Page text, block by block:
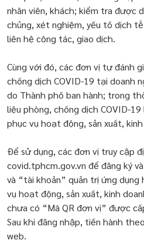
nhân viên, khách; kiểm tra được
chủng, xét nghiệm, yếu tố dịch
liên hệ công tác, giao dịch.
Cùng với đó, các đơn vị tự đánh
chống dịch COVID-19 tại doanh
do Thành phố ban hành; trong
liệu phòng, chống dịch COVID-
phục vụ hoạt động, sản xuất,
Để sử dụng, các đơn vị truy cập
covid.tphcm.gov.vn để đăng ký
và “tài khoản” quản trị ứng
vụ hoạt động, sản xuất, kinh
chưa có “Mã QR đơn vị” được
Sau khi đăng nhập, tiến hành
web.